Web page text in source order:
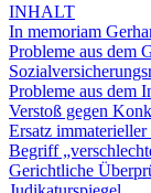
INHALT
In memoriam
Probleme aus dem
Probleme aus dem
Verstoß gegen
Ersatz immaterieller
Begriff
Gerichtliche